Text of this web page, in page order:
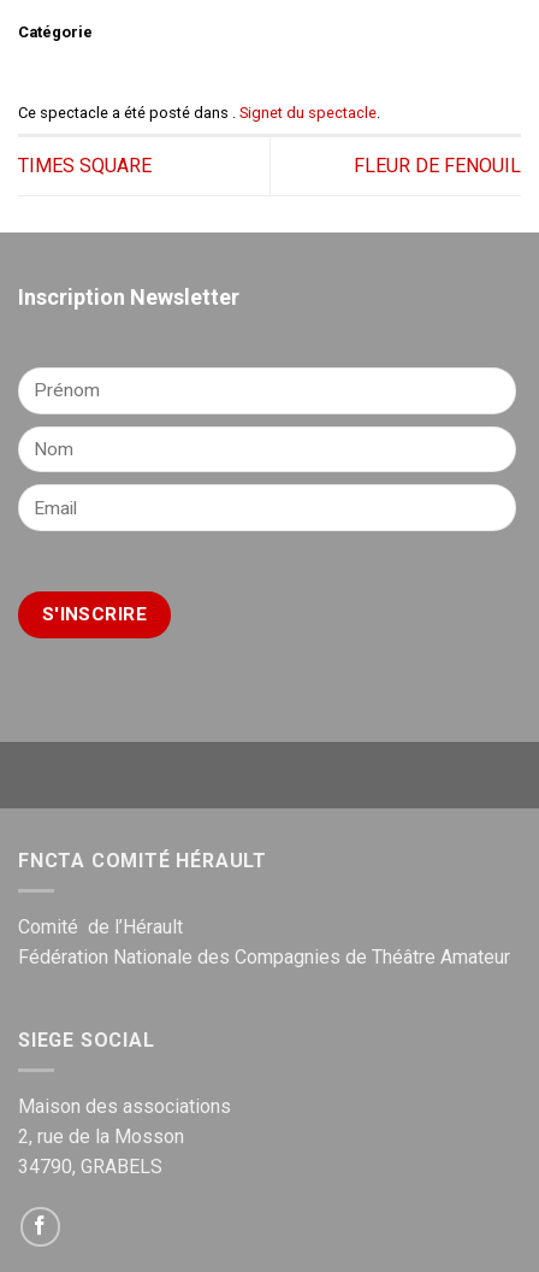
Catégorie
Ce spectacle a été posté dans . Signet du spectacle
TIMES SQUARE FLEUR DE FENOUIL
Inscription Newsletter
FNCTA COMITÉ HÉRAULT
Comité de l’Hérault
Fédération Nationale des Compagnies de Théâtre Amateur
SIEGE SOCIAL
Maison des associations
2, rue de la Mosson
34790, GRABELS